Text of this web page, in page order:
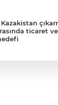
ticaret